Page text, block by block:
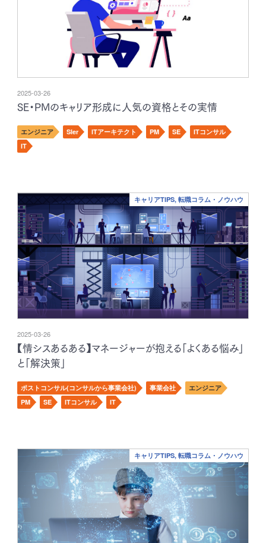
2025-03-26
SE・PMのキャリア形成に人気の資格とその実情
エンジニア SIer ITアーキテクト PM SE
ITコンサル
IT
キャリアTIPS, 転職コラム・ノウハウ
2025-03-26
【情シスあるある】マネージャーが抱える「よくある悩み」
と「解決策」
ポストコンサル(コンサルから事業会社) 事業会社
エンジニア
PM
SE ITコンサル IT
キャリアTIPS, 転職コラム・ノウハウ